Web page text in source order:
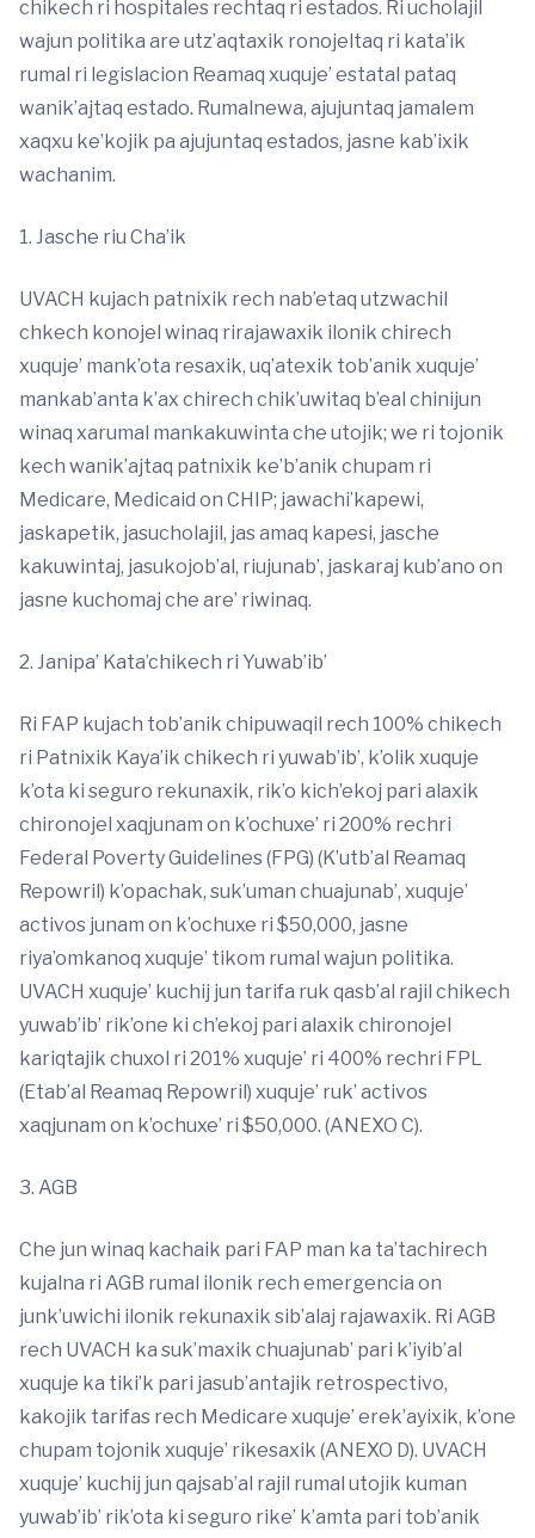
chikech ri hospitales rechtaq ri estados. Ri ucholajil
wajun politika are utz’aqtaxik ronojeltaq ri kata’ik
rumal ri legislacion Reamaq xuquje’ estatal pataq
wanik’ajtaq estado. Rumalnewa, ajujuntaq jamalem
xaqxu ke’kojik pa ajujuntaq estados, jasne kab’ixik
wachanim.
1. Jasche riu Cha’ik
UVACH kujach patnixik rech nab’etaq utzwachil
chkech konojel winaq rirajawaxik ilonik chirech
xuquje’ mank’ota resaxik, uq’atexik tob’anik xuquje’
mankab’anta k’ax chirech chik’uwitaq b’eal chinijun
winaq xarumal mankakuwinta che utojik; we ri tojonik
kech wanik’ajtaq patnixik ke’b’anik chupam ri
Medicare, Medicaid on CHIP; jawachi’kapewi,
jaskapetik, jasucholajil, jas amaq kapesi, jasche
kakuwintaj, jasukojob’al, riujunab’, jaskaraj kub’ano on
jasne kuchomaj che are’ riwinaq.
2. Janipa’ Kata’chikech ri Yuwab’ib’
Ri FAP kujach tob’anik chipuwaqil rech 100% chikech
ri Patnixik Kaya’ik chikech ri yuwab’ib’, k’olik xuquje
k’ota ki seguro rekunaxik, rik’o kich’ekoj pari alaxik
chironojel xaqjunam on k’ochuxe’ ri 200% rechri
Federal Poverty Guidelines (FPG) (K’utb’al Reamaq
Repowril) k’opachak, suk’uman chuajunab’, xuquje’
activos junam on k’ochuxe ri $50,000, jasne
riya’omkanoq xuquje’ tikom rumal wajun politika.
UVACH xuquje’ kuchij jun tarifa ruk qasb’al rajil chikech
yuwab’ib’ rik’one ki ch’ekoj pari alaxik chironojel
kariqtajik chuxol ri 201% xuquje’ ri 400% rechri FPL
(Etab’al Reamaq Repowril) xuquje’ ruk’ activos
xaqjunam on k’ochuxe’ ri $50,000. (ANEXO C).
3. AGB
Che jun winaq kachaik pari FAP man ka ta’tachirech
kujalna ri AGB rumal ilonik rech emergencia on
junk’uwichi ilonik rekunaxik sib’alaj rajawaxik. Ri AGB
rech UVACH ka suk’maxik chuajunab’ pari k’iyib’al
xuquje ka tiki’k pari jasub’antajik retrospectivo,
kakojik tarifas rech Medicare xuquje’ erek’ayixik, k’one
chupam tojonik xuquje’ rikesaxik (ANEXO D). UVACH
xuquje’ kuchij jun qajsab’al rajil rumal utojik kuman
yuwab’ib’ rik’ota ki seguro rike’ k’amta pari tob’anik